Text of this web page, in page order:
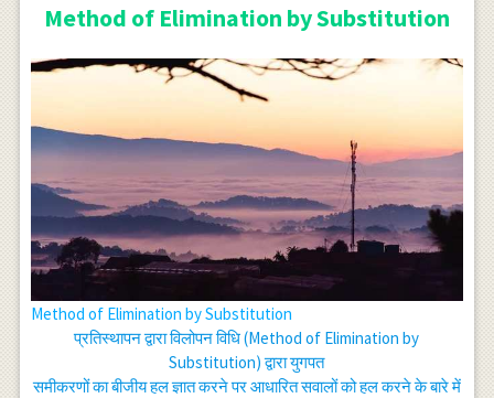
Method of Elimination by Substitution
Method of Elimination by Substitution
प्रतिस्थापन द्वारा विलोपन विधि (Method of Elimination by
Substitution) द्वारा युगपत
समीकरणों का बीजीय हल ज्ञात करने पर आधारित सवालों को हल करने के बारे में